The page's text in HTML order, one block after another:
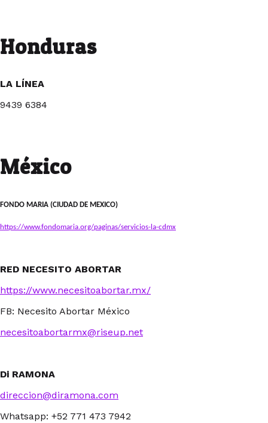
Honduras
LA LÍNEA
9439 6384
México
FONDO MARIA (CIUDAD DE MEXICO)
https://www.fondomaria.org/paginas/servicios-la-cdmx
RED NECESITO ABORTAR
https://www.necesitoabortar.mx/
FB: Necesito Abortar México
necesitoabortarmx@riseup.net
Di RAMONA
direccion@diramona.com
Whatsapp: +52 771 473 7942